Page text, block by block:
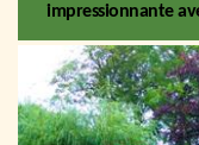
impressionnante